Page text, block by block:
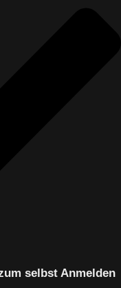
selbst Anmelden